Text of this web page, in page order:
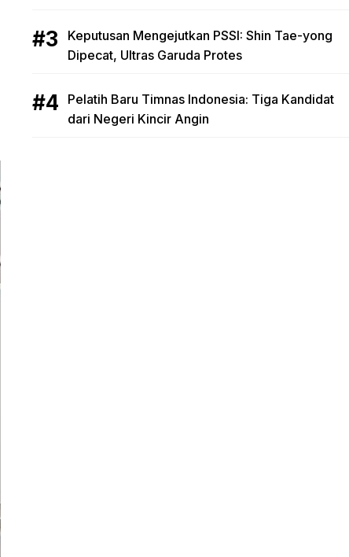
Keputusan Mengejutkan PSSI: Shin Tae-yong
Dipecat, Ultras Garuda Protes
Pelatih Baru Timnas Indonesia: Tiga Kandidat
dari Negeri Kincir Angin